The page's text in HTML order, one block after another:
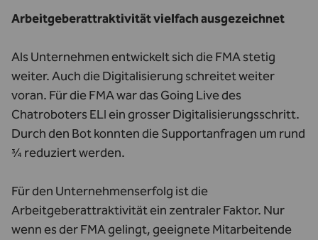
Arbeitgeberattraktivität vielfach ausgezeichnet
Als Unternehmen entwickelt sich die FMA stetig
weiter. Auch die Digitalisierung schreitet weiter
voran. Für die FMA war das Going Live des
Chatroboters ELI ein grosser Digitalisierungsschritt.
Durch den Bot konnten die Supportanfragen um rund
¾ reduziert werden.
Für den Unternehmenserfolg ist die
Arbeitgeberattraktivität ein zentraler Faktor. Nur
wenn es der FMA gelingt, geeignete Mitarbeitende